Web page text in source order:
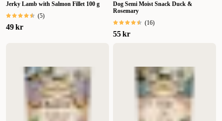
Jerky Lamb with Salmon Fillet 100 g
(5)
49 kr
Dog Semi Moist Snack Duck &
Rosemary
(16)
55 kr